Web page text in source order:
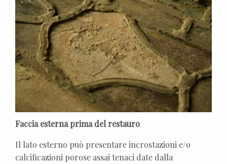
Faccia esterna prima del restauro
Il lato esterno può presentare incrostazioni e/o
calcificazioni porose assai tenaci date dalla